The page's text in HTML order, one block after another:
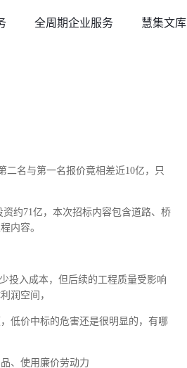
全周期企业服务 慧集文库
二名与第一名报价竟相差近10亿，只
约71亿，本次招标内容包含道路、桥
内容。
投入成本，但后续的工程质量受影响
润空间，
低价中标的危害还是很明显的，有哪
、使用廉价劳动力